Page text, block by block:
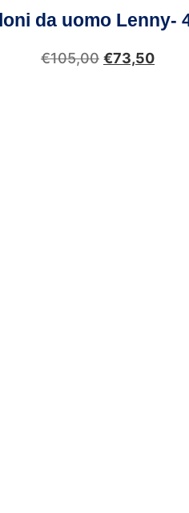
da uomo Lenny-
€105,00 €73,50